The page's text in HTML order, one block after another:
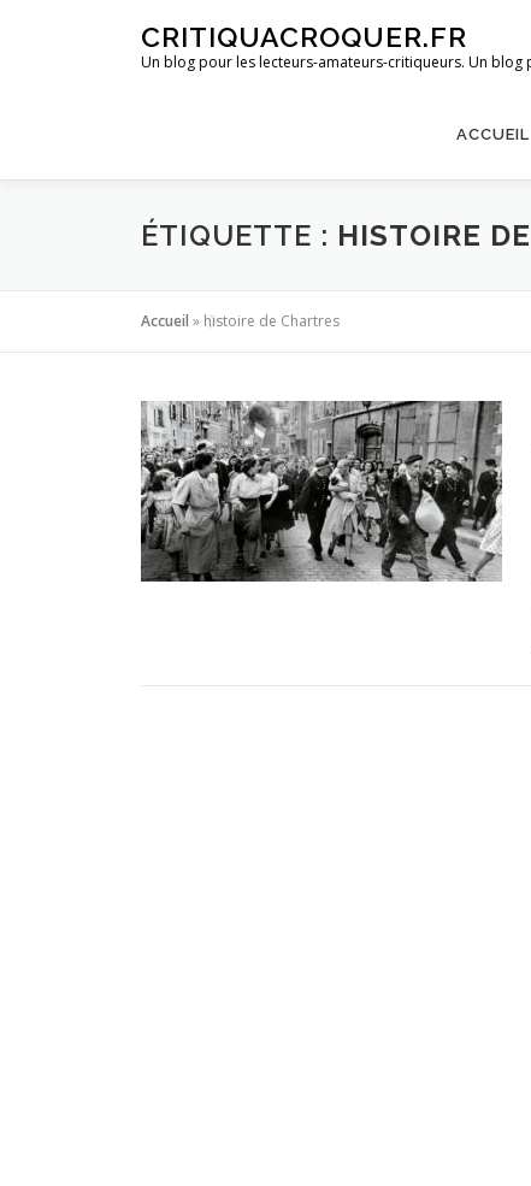
CRITIQUACROQUER.FR
Un blog pour les lecteurs-amateurs-critiqueurs. Un
ACCUEIL
ÉTIQUETTE : HISTOIRE
Accueil » histoire de Chartres